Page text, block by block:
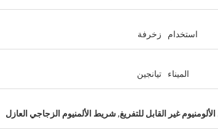
استخدام زخرفة
الميناء تيانجين
غير القابل للتفريغ,شريط الألمنيوم الزجاجي العازل